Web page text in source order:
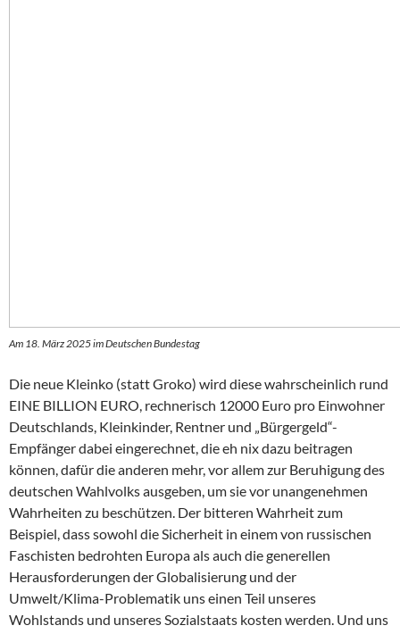
Am 18. März 2025 im Deutschen Bundestag
Die neue Kleinko (statt Groko) wird diese wahrscheinlich rund
EINE BILLION EURO, rechnerisch 12000 Euro pro Einwohner
Deutschlands, Kleinkinder, Rentner und „Bürgergeld“-
Empfänger dabei eingerechnet, die eh nix dazu beitragen
können, dafür die anderen mehr, vor allem zur Beruhigung des
deutschen Wahlvolks ausgeben, um sie vor unangenehmen
Wahrheiten zu beschützen. Der bitteren Wahrheit zum
Beispiel, dass sowohl die Sicherheit in einem von russischen
Faschisten bedrohten Europa als auch die generellen
Herausforderungen der Globalisierung und der
Umwelt/Klima-Problematik uns einen Teil unseres
Wohlstands und unseres Sozialstaats kosten werden. Und uns